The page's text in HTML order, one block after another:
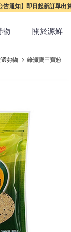
告通知】即日起新訂單出
物 關於源鮮
好物 綠源寶三寶粉